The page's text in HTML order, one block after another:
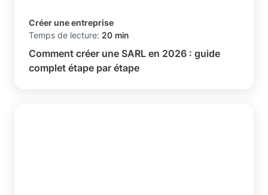
Créer une entreprise
Temps de lecture: 20 min
Comment créer une SARL en 2026 : guide
complet étape par étape